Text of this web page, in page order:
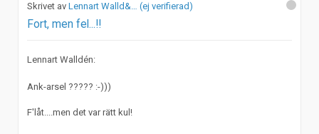
Lennart Walld&… (ej verifierad)
Fort, men fel...!!
Lennart Walldén:
Ank-arsel ????? :-)))
F'låt....men det var rätt kul!